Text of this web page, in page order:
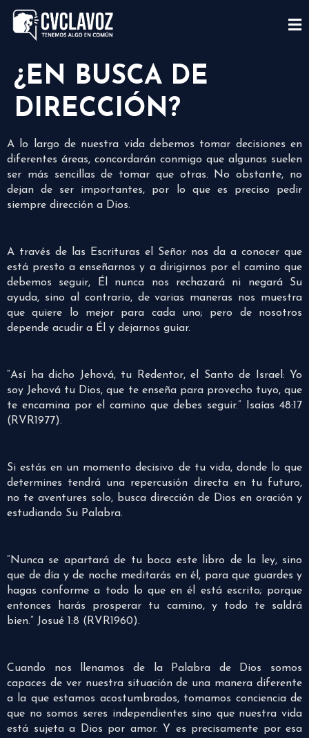
¿EN BUSCA DE
DIRECCIÓN?
A lo largo de nuestra vida debemos tomar decisiones en
diferentes áreas, concordarán conmigo que algunas suelen
ser más sencillas de tomar que otras. No obstante, no
dejan de ser importantes, por lo que es preciso pedir
siempre dirección a Dios.
A través de las Escrituras el Señor nos da a conocer que
está presto a enseñarnos y a dirigirnos por el camino que
debemos seguir, Él nunca nos rechazará ni negará Su
ayuda, sino al contrario, de varias maneras nos muestra
que quiere lo mejor para cada uno; pero de nosotros
depende acudir a Él y dejarnos guiar.
“Así ha dicho Jehová, tu Redentor, el Santo de Israel: Yo
soy Jehová tu Dios, que te enseña para provecho tuyo, que
te encamina por el camino que debes seguir.” Isaías 48:17
(RVR1977).
Si estás en un momento decisivo de tu vida, donde lo que
determines tendrá una repercusión directa en tu futuro,
no te aventures solo, busca dirección de Dios en oración y
estudiando Su Palabra.
“Nunca se apartará de tu boca este libro de la ley, sino
que de día y de noche meditarás en él, para que guardes y
hagas conforme a todo lo que en él está escrito; porque
entonces harás prosperar tu camino, y todo te saldrá
bien.” Josué 1:8 (RVR1960).
Cuando nos llenamos de la Palabra de Dios somos
capaces de ver nuestra situación de una manera diferente
a la que estamos acostumbrados, tomamos conciencia de
que no somos seres independientes sino que nuestra vida
está sujeta a Dios por amor. Y es precisamente por esa